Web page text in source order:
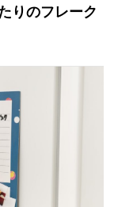
りのフレーク